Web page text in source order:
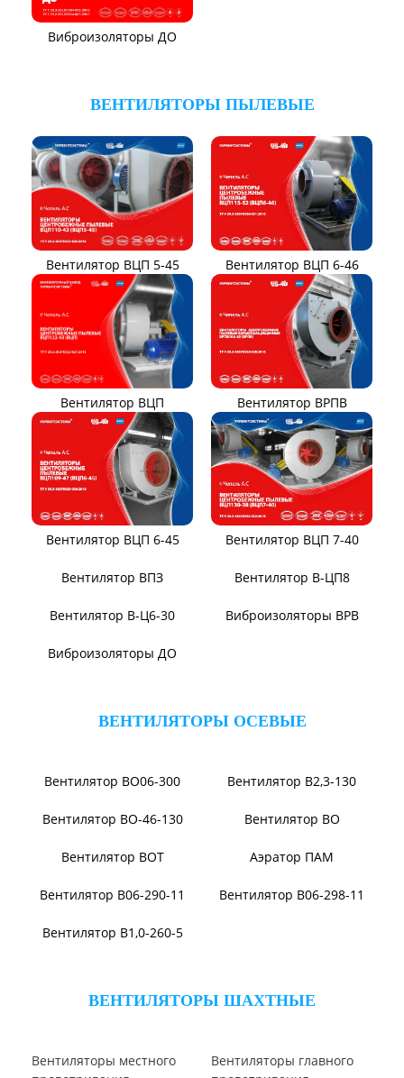
Виброизоляторы ДО
ВЕНТИЛЯТОРЫ ПЫЛЕВЫЕ
Вентилятор ВЦП 5-45 Вентилятор ВЦП 6-46
Вентилятор ВЦП Вентилятор ВРПВ
Вентилятор ВЦП 6-45 Вентилятор ВЦП 7-40
Вентилятор В-Ц6-30 Виброизоляторы ВРВ